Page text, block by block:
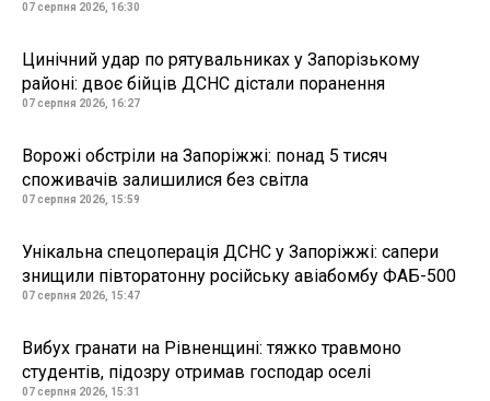
07 серпня 2026, 16:30
Цинічний удар по рятувальниках у Запорізькому
районі: двоє бійців ДСНС дістали поранення
07 серпня 2026, 16:27
Ворожі обстріли на Запоріжжі: понад 5 тисяч
споживачів залишилися без світла
07 серпня 2026, 15:59
Унікальна спецоперація ДСНС у Запоріжжі: сапери
знищили півторатонну російську авіабомбу ФАБ-500
07 серпня 2026, 15:47
Вибух гранати на Рівненщині: тяжко травмоно
студентів, підозру отримав господар оселі
07 серпня 2026, 15:31